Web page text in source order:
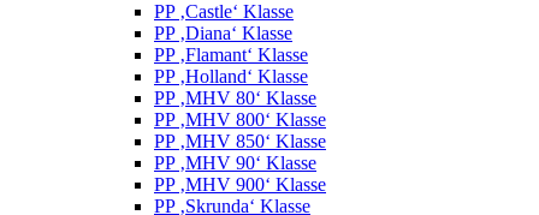
PP ‚Castle‘ Klasse
PP ‚Diana‘ Klasse
PP ‚Flamant‘ Klasse
PP ‚Holland‘ Klasse
PP ‚MHV 80‘ Klasse
PP ‚MHV 800‘ Klasse
PP ‚MHV 850‘ Klasse
PP ‚MHV 90‘ Klasse
PP ‚MHV 900‘ Klasse
PP ‚Skrunda‘ Klasse